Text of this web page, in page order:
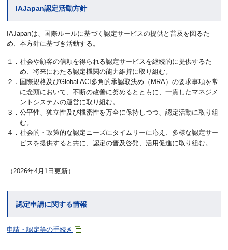
IAJapan認定活動方針
IAJapanは、国際ルールに基づく認定サービスの提供と普及を図るた
め、本方針に基づき活動する。
１．社会や顧客の信頼を得られる認定サービスを継続的に提供するた
め、将来にわたる認定機関の能力維持に取り組む。
２．国際規格及びGlobal ACI多角的承認取決め（MRA）の要求事項を常
に念頭において、不断の改善に努めるとともに、一貫したマネジメ
ントシステムの運営に取り組む。
３．公平性、独立性及び機密性を万全に保持しつつ、認定活動に取り組
む。
４．社会的・政策的な認定ニーズにタイムリーに応え、多様な認定サー
ビスを提供すると共に、認定の普及啓発、活用促進に取り組む。
（2026年4月1日更新）
認定申請に関する情報
申請・認定等の手続き